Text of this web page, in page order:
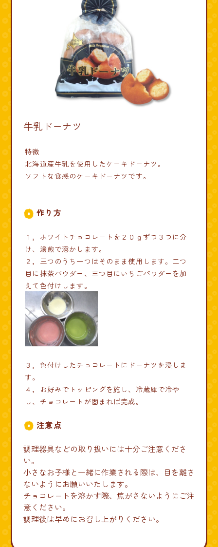
牛乳ドーナツ
特徴
北海道産牛乳を使用したケーキドーナツ。
ソフトな食感のケーキドーナツです。
作り方
１，ホワイトチョコレートを２０ｇずつ３つに分
け、湯煎で溶かします。
２，三つのうち一つはそのまま使用します。二つ
目に抹茶パウダー、三つ目にいちごパウダーを加
えて色付けします。
３，色付けしたチョコレートにドーナツを浸しま
す。
４，お好みでトッピングを施し、冷蔵庫で冷や
し、チョコレートが固まれば完成。
注意点
調理器具などの取り扱いには十分ご注意くださ
い。
小さなお子様と一緒に作業される際は、目を離さ
ないようにお願いいたします。
チョコレートを溶かす際、焦がさないようにご注
意ください。
調理後は早めにお召し上がりください。